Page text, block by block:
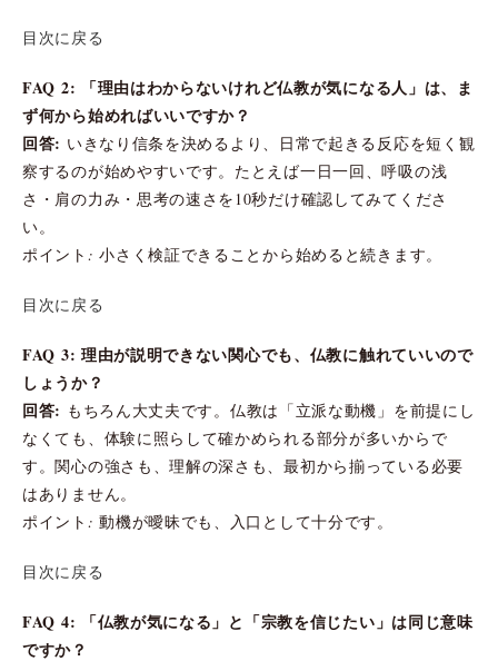
目次に戻る
FAQ 2: 「理由はわからないけれど仏教が気になる人」は、ま
ず何から始めればいいですか？
回答: いきなり信条を決めるより、日常で起きる反応を短く観
察するのが始めやすいです。たとえば一日一回、呼吸の浅
さ・肩の力み・思考の速さを10秒だけ確認してみてくださ
い。
ポイント: 小さく検証できることから始めると続きます。
目次に戻る
FAQ 3: 理由が説明できない関心でも、仏教に触れていいので
しょうか？
回答: もちろん大丈夫です。仏教は「立派な動機」を前提にし
なくても、体験に照らして確かめられる部分が多いからで
す。関心の強さも、理解の深さも、最初から揃っている必要
はありません。
ポイント: 動機が曖昧でも、入口として十分です。
目次に戻る
FAQ 4: 「仏教が気になる」と「宗教を信じたい」は同じ意味
ですか？